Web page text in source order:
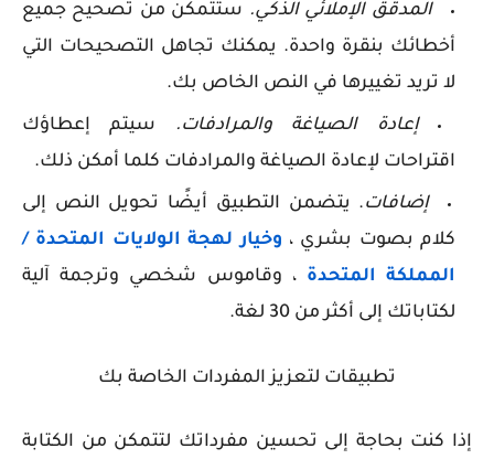
المدقق الإملائي الذكي. ستتمكن من تصحيح جميع
أخطائك بنقرة واحدة. يمكنك تجاهل التصحيحات التي
لا تريد تغييرها في النص الخاص بك.
إعادة الصياغة والمرادفات. سيتم إعطاؤك
اقتراحات لإعادة الصياغة والمرادفات كلما أمكن ذلك.
إضافات. يتضمن التطبيق أيضًا تحويل النص إلى
كلام بصوت بشري ، وخيار لهجة الولايات المتحدة /
المملكة المتحدة ، وقاموس شخصي وترجمة آلية
لكتاباتك إلى أكثر من 30 لغة.
تطبيقات لتعزيز المفردات الخاصة بك
إذا كنت بحاجة إلى تحسين مفرداتك لتتمكن من الكتابة